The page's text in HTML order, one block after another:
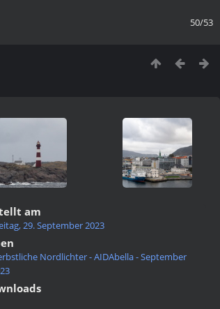
50/53
am
29. September 2023
Nordlichter - AIDAbella - September